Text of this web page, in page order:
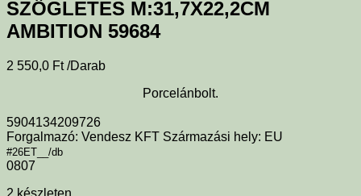
SZÖGLETES M:31,7X22,2CM
AMBITION 59684
2 550,0 Ft /Darab
Porcelánbolt.
5904134209726
Forgalmazó: Vendesz KFT Származási hely: EU
#26ET__/db
0807
2 készleten